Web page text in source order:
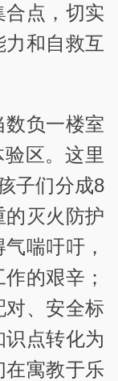
合点，切实
和自救互
数负一楼室
验区。这里
子们分成8
的灭火防护
喘吁吁，
的艰辛；
对、安全标
点转化为
在寓教于乐